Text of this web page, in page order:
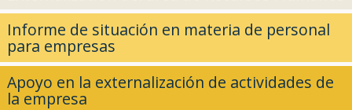
Informe de situación en materia de personal
para empresas
Apoyo en la externalización de actividades de
la empresa